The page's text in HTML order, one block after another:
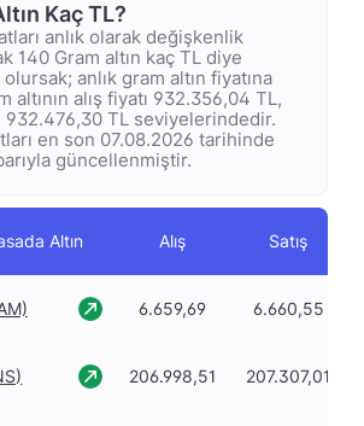
Kaç TL?
anlık olarak değişkenlik
140 Gram altın kaç TL diye
anlık gram altın fiyatına
altının alış fiyatı 932.356,04 TL,
932.476,30 TL seviyelerindedir.
en son 07.08.2026 tarihinde
güncellenmiştir.
Altın Alış Satış
6.659,69 6.660,55
206.998,51 207.307,01